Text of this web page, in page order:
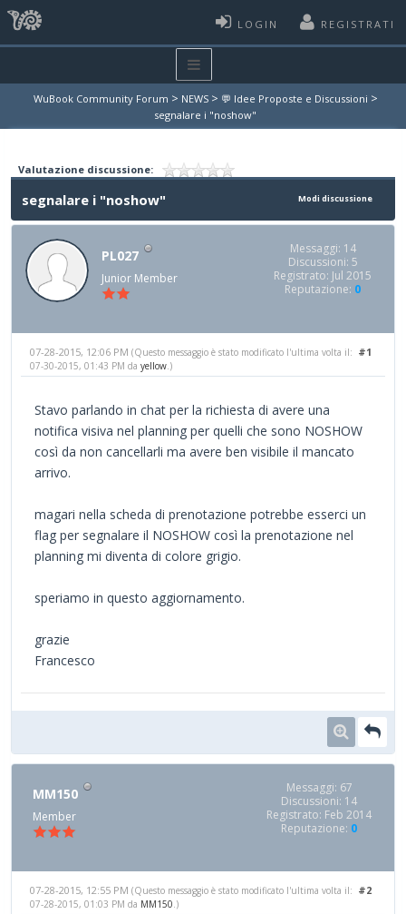
LOGIN REGISTRATI
WuBook Community Forum > NEWS > 💬 Idee Proposte e Discussioni >
segnalare i "noshow"
Valutazione discussione:
Modi discussione
segnalare i "noshow"
PL027
Junior Member
Messaggi: 14
Discussioni: 5
Registrato: Jul 2015
Reputazione: 0
#1
07-28-2015, 12:06 PM (Questo messaggio è stato modificato l'ultima volta il:
07-30-2015, 01:43 PM da yellow .)
Stavo parlando in chat per la richiesta di avere una
notifica visiva nel planning per quelli che sono NOSHOW
così da non cancellarli ma avere ben visibile il mancato
arrivo.
magari nella scheda di prenotazione potrebbe esserci un
flag per segnalare il NOSHOW così la prenotazione nel
planning mi diventa di colore grigio.
speriamo in questo aggiornamento.
grazie
Francesco
MM150
Member
Messaggi: 67
Discussioni: 14
Registrato: Feb 2014
Reputazione: 0
#2
07-28-2015, 12:55 PM (Questo messaggio è stato modificato l'ultima volta il:
07-28-2015, 01:03 PM da MM150 .)